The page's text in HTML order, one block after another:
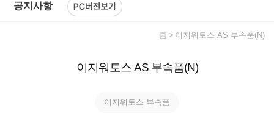
공지사항
홈 이지워토스 AS 부속품(N)
이지워토스 AS 부속품(N)
이지워토스 부속품